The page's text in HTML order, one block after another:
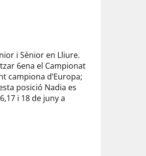
i Sènior en Lliure.
6ena el Campionat
campiona d’Europa;
posició Nadia es
i 18 de juny a